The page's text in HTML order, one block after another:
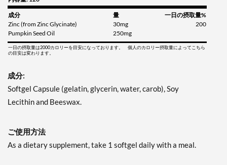
成分 量
一日の摂取量%
Zinc (from Zinc Glycinate)
30mg
200
Pumpkin Seed Oil
250mg
一日の摂取量は2000カロリーを目安になっております。 個人のカロリー摂取量によってこちら
の目安は変わります。
成分:
Softgel Capsule (gelatin, glycerin, water, carob), Soy
Lecithin and Beeswax.
ご使用方法
As a dietary supplement, take 1 softgel daily with a meal.